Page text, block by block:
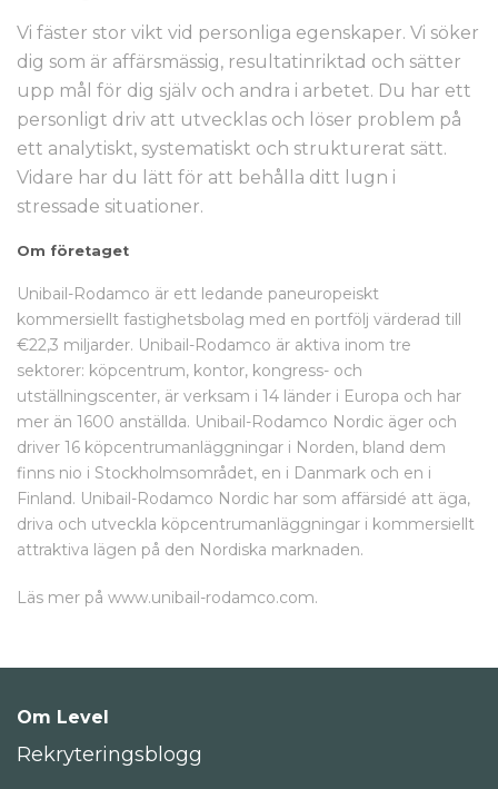
Vi fäster stor vikt vid personliga egenskaper. Vi söker
dig som är affärsmässig, resultatinriktad och sätter
upp mål för dig själv och andra i arbetet. Du har ett
personligt driv att utvecklas och löser problem på
ett analytiskt, systematiskt och strukturerat sätt.
Vidare har du lätt för att behålla ditt lugn i
stressade situationer.
Om företaget
Unibail-Rodamco är ett ledande paneuropeiskt
kommersiellt fastighetsbolag med en portfölj värderad till
€22,3 miljarder. Unibail-Rodamco är aktiva inom tre
sektorer: köpcentrum, kontor, kongress- och
utställningscenter, är verksam i 14 länder i Europa och har
mer än 1600 anställda. Unibail-Rodamco Nordic äger och
driver 16 köpcentrumanläggningar i Norden, bland dem
finns nio i Stockholmsområdet, en i Danmark och en i
Finland. Unibail-Rodamco Nordic har som affärsidé att äga,
driva och utveckla köpcentrumanläggningar i kommersiellt
attraktiva lägen på den Nordiska marknaden.
Läs mer på www.unibail-rodamco.com.
Om Level
Rekryteringsblogg